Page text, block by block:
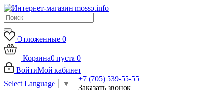
Отложенные 0
Корзина0 пуста 0
ВойтиМой кабинет
Select Language
▼
+7 (705) 539-55-55
Заказать звонок